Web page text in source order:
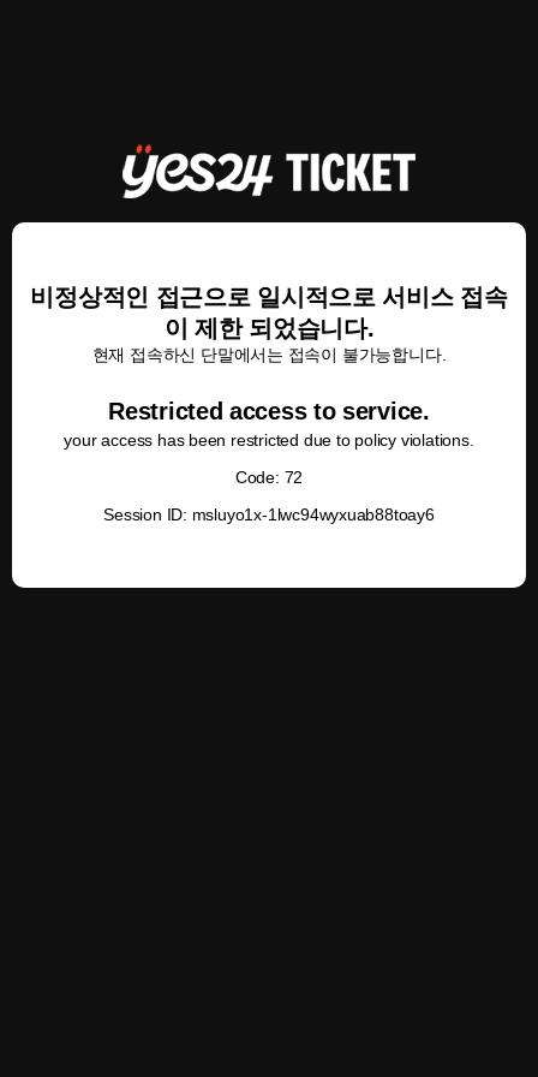
비정상적인 접근으로 일시적으로 서비스 접속
이 제한 되었습니다.
현재 접속하신 단말에서는 접속이 불가능합니다.
Restricted access to service.
your access has been restricted due to policy violations.
Code: 72
Session ID: msluyo1x-1lwc94wyxuab88toay6